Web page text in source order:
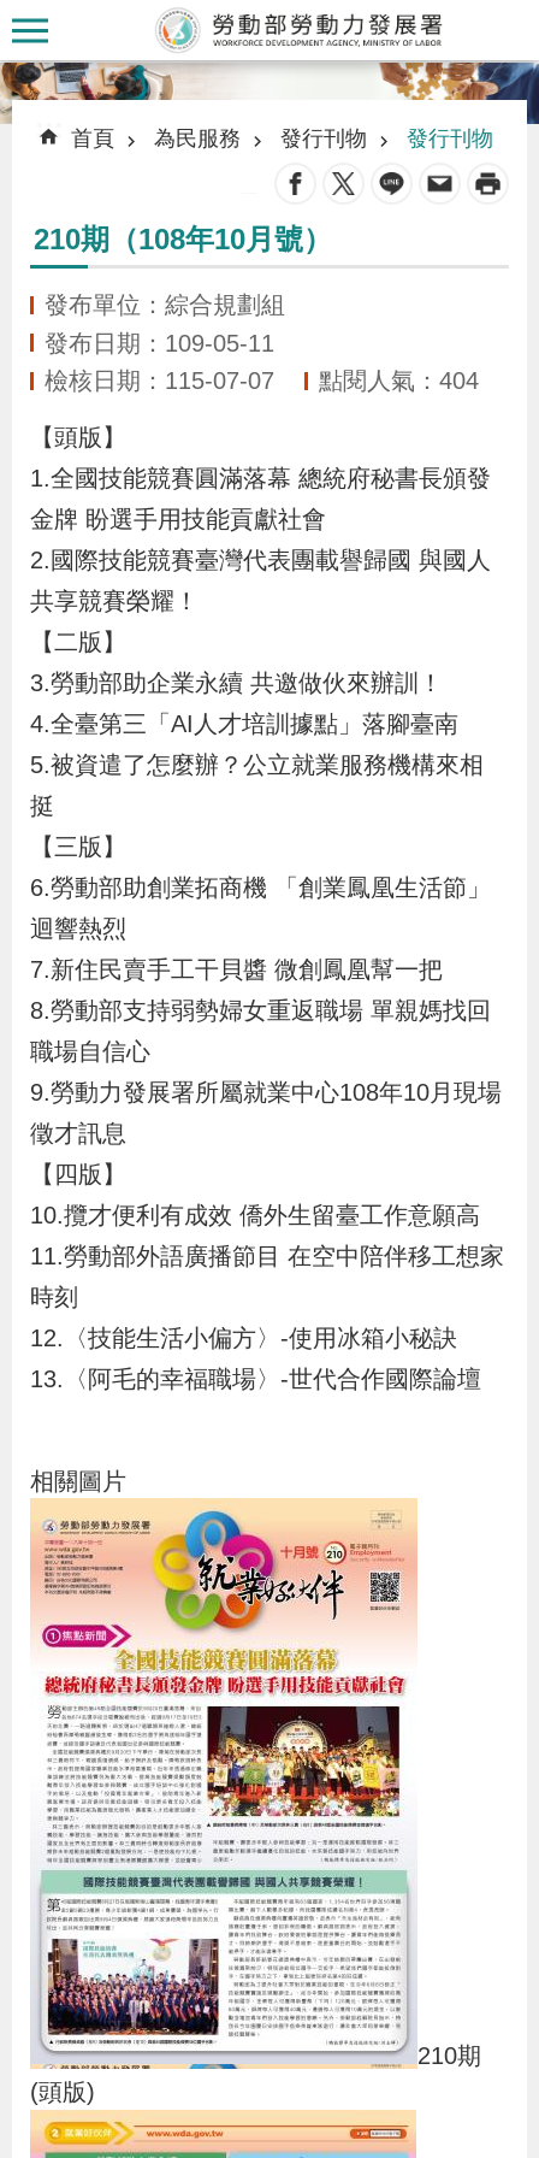
跳到主要內容區塊
認
識
本
署
息
發
布
服
務
業
專
區
申
辦
導
專
區
結
網
站
導
覽
民
意
信
箱
文
字
客
服
統
計
資
訊
回
首
頁
S
S
隱
私
及
資
訊
安
全
:::
::: 首頁 為民服務 發行刊物 發行刊物
210期（108年10月號）
發布單位：綜合規劃組
發布日期：109-05-11
檢核日期：115-07-07
點閱人氣：404
【頭版】
1.全國技能競賽圓滿落幕 總統府秘書長頒發
金牌 盼選手用技能貢獻社會
2.國際技能競賽臺灣代表團載譽歸國 與國人
共享競賽榮耀！
【二版】
3.勞動部助企業永續 共邀做伙來辦訓！
4.全臺第三「AI人才培訓據點」落腳臺南
5.被資遣了怎麼辦？公立就業服務機構來相
挺
【三版】
6.勞動部助創業拓商機 「創業鳳凰生活節」
迴響熱烈
7.新住民賣手工干貝醬 微創鳳凰幫一把
8.勞動部支持弱勢婦女重返職場 單親媽找回
職場自信心
9.勞動力發展署所屬就業中心108年10月現場
徵才訊息
【四版】
10.攬才便利有成效 僑外生留臺工作意願高
11.勞動部外語廣播節目 在空中陪伴移工想家
時刻
12.〈技能生活小偏方〉-使用冰箱小秘訣
13.〈阿毛的幸福職場〉-世代合作國際論壇
相關圖片
210期
(頭版)